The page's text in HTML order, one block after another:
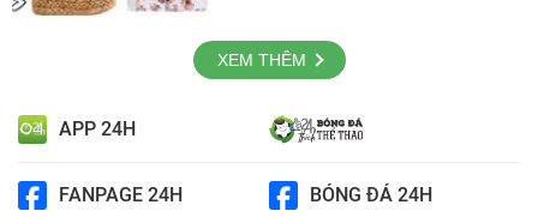
XEM THÊM
APP 24H
FANPAGE 24H BÓNG ĐÁ 24H